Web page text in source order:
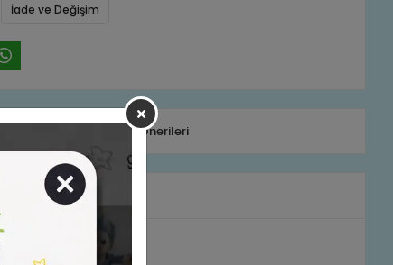
İade ve Değişim
Ürün Önerileri